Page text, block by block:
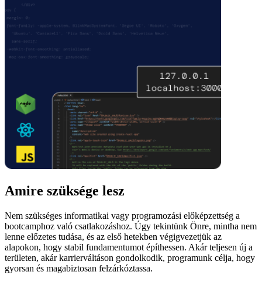
Amire szüksége lesz
Nem szükséges informatikai vagy programozási előképzettség a
bootcamphoz való csatlakozáshoz. Úgy tekintünk Önre, mintha nem
lenne előzetes tudása, és az első hetekben végigvezetjük az
alapokon, hogy stabil fundamentumot építhessen. Akár teljesen új a
területen, akár karrierváltáson gondolkodik, programunk célja, hogy
gyorsan és magabiztosan felzárkóztassa.